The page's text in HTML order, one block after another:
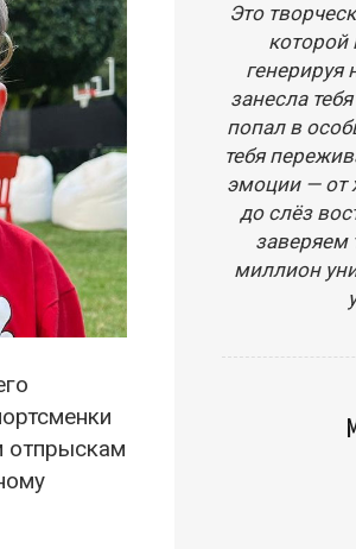
отпрыскам
Это
которой
генерируя
занесла
попал в
тебя
эмоции — от
до слёз
заверяем
миллион